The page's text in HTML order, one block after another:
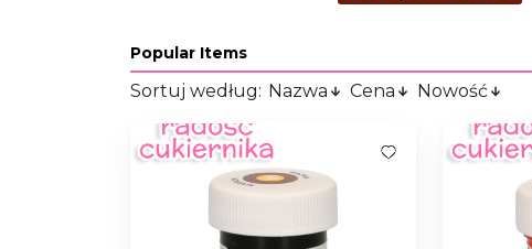
Popular Items
Sortuj według: Nazwa Cena Nowość